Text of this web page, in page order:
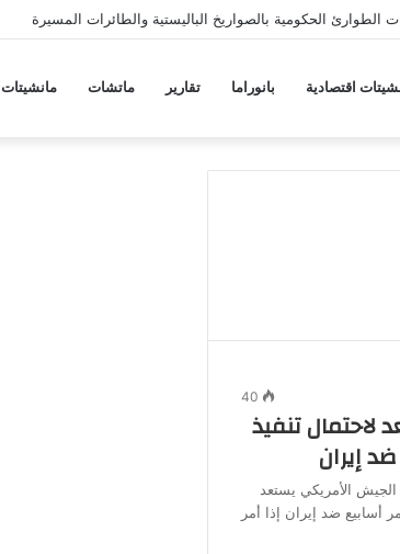
الحكومية بالصواريخ الباليستية والطائرات المسيرة
اقتصادية بانوراما تقارير ماتشات مانشيتات
40
لاحتمال تنفيذ
إيران
الأمريكي يستعد
أسابيع ضد إيران إذا أمر